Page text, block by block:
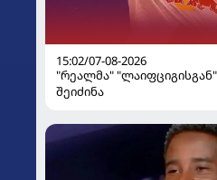
15:02/07-08-2026
"რეალმა"
შეიძინა